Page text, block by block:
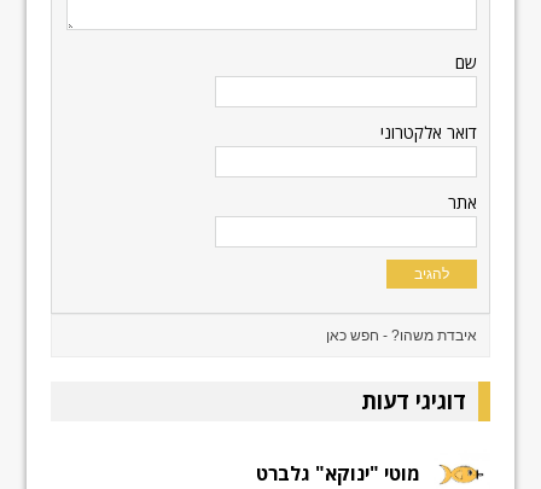
שם
דואר אלקטרוני
אתר
דוגיגי דעות
מוטי "ינוקא" גלברט